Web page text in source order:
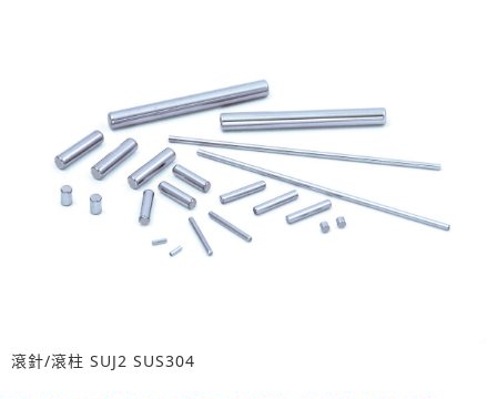
滾針/滾柱 SUJ2 SUS304